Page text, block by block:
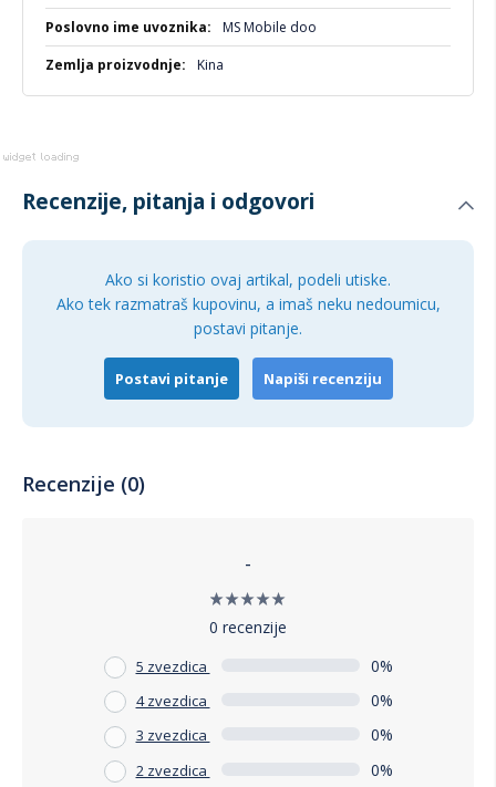
MS Mobile doo
Kina
Recenzije, pitanja i odgovori
Ako si koristio ovaj artikal, podeli utiske.
Ako tek razmatraš kupovinu, a imaš neku nedoumicu,
postavi pitanje.
Postavi pitanje Napiši recenziju
Recenzije (0)
-
0 recenzije
5 zvezdica 0%
4 zvezdica 0%
3 zvezdica 0%
2 zvezdica 0%